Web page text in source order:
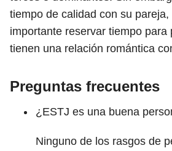
tiempo de calidad con su
importante reservar tiempo para
tienen una relación romántica
Preguntas frecuentes
¿ESTJ es una buena
Ninguno de los rasgos de